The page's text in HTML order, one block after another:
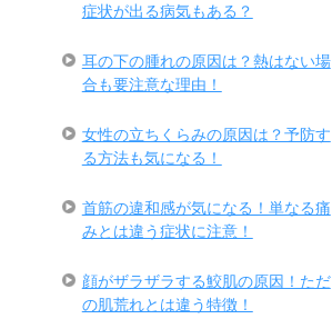
症状が出る病気もある？
耳の下の腫れの原因は？熱はない場
合も要注意な理由！
女性の立ちくらみの原因は？予防す
る方法も気になる！
首筋の違和感が気になる！単なる痛
みとは違う症状に注意！
顔がザラザラする鮫肌の原因！ただ
の肌荒れとは違う特徴！